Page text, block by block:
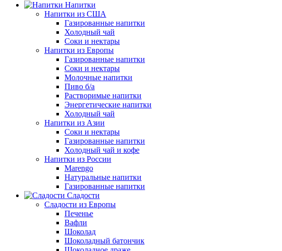
Напитки
Напитки из США
Газированные напитки
Холодный чай
Соки и нектары
Напитки из Европы
Газированные напитки
Соки и нектары
Молочные напитки
Пиво б/а
Растворимые напитки
Энергетические напитки
Холодный чай
Напитки из Азии
Соки и нектары
Газированные напитки
Холодный чай и кофе
Напитки из России
Marengo
Натуральные напитки
Газированные напитки
Сладости
Сладости из Европы
Печенье
Вафли
Шоколад
Шоколадный батончик